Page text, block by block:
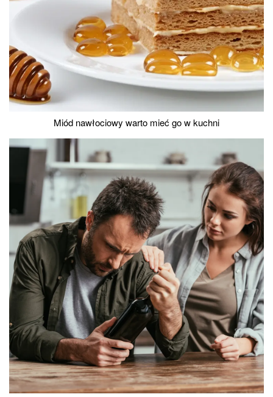
Miód nawłociowy warto mieć go w kuchni